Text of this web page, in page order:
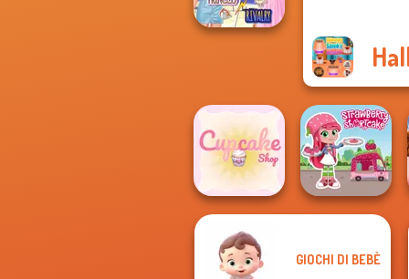
Princess Riv...
Cupcake Shop
Strawberry
GIOCHI DI BEBÈ